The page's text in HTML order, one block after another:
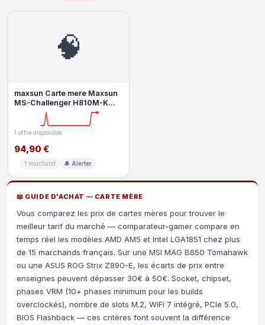
🧠
maxsun Carte mere Maxsun
MS-Challenger H810M-K
WIFI Intel H810 LGA1851
DDR5 micr
1 offre disponible
94,90 €
1 marchand 🔔 Alerter
📖 GUIDE D'ACHAT — CARTE MÈRE
Vous comparez les prix de cartes mères pour trouver le
meilleur tarif du marché — comparateur-gamer compare en
temps réel les modèles AMD AM5 et Intel LGA1851 chez plus
de 15 marchands français. Sur une MSI MAG B650 Tomahawk
ou une ASUS ROG Strix Z890-E, les écarts de prix entre
enseignes peuvent dépasser 30€ à 50€. Socket, chipset,
phases VRM (10+ phases minimum pour les builds
overclockés), nombre de slots M.2, WiFi 7 intégré, PCIe 5.0,
BIOS Flashback — ces critères font souvent la différence